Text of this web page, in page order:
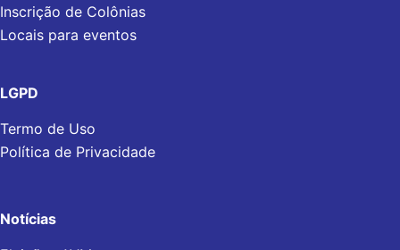
Inscrição de Colônias
Locais para eventos
LGPD
Termo de Uso
Política de Privacidade
Notícias